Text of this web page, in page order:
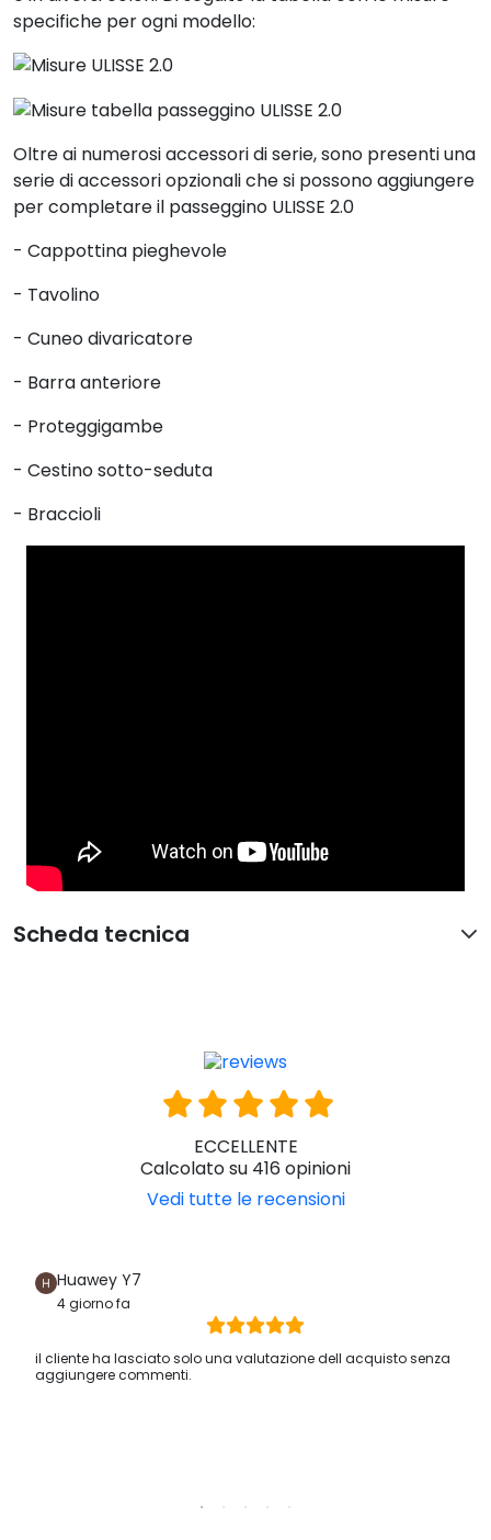
specifiche per ogni modello:
Oltre ai numerosi accessori di serie, sono presenti una
serie di accessori opzionali che si possono aggiungere
per completare il passeggino ULISSE 2.0
- Cappottina pieghevole
- Tavolino
- Cuneo divaricatore
- Barra anteriore
- Proteggigambe
- Cestino sotto-seduta
- Braccioli
Scheda tecnica
ECCELLENTE
Calcolato su 416 opinioni
Vedi tutte le recensioni
Huawey Y7
4 giorno fa
il cliente ha lasciato solo una valutazione dell acquisto senza
aggiungere commenti.